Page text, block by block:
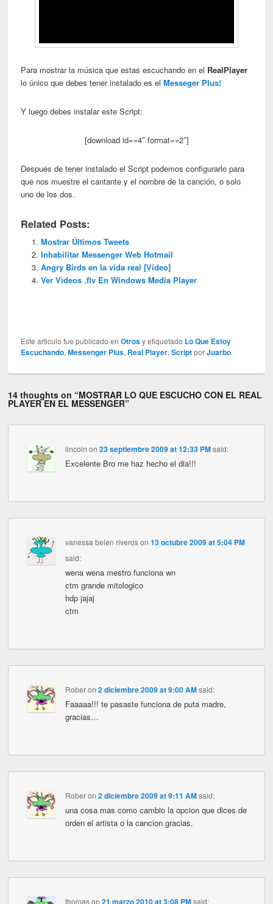
Para mostrar la música que estas escuchando en el RealPlayer
lo único que debes tener instalado es elMesseger Plus!
Y luego debes instalar este Script:
[download id=»4″ format=»2″]
Después de tener instalado el Script podemos configurarlo para
que nos muestre el cantante y el nombre de la canción, o solo
uno de los dos.
Related Posts:
Mostrar Últimos Tweets
Inhabilitar Messenger Web Hotmail
Angry Birds en la vida real [Vídeo]
Ver Videos .flv En Windows Media Player
Este articulo fue publicado enOtrosy etiquetado Lo Que Estoy
Escuchando,Messenger Plus, Real Player,ScriptporJuarbo.
14 thoughts on “MOSTRAR LO QUE ESCUCHO CON EL REAL
PLAYER EN EL MESSENGER”
lincoln on 23 septiembre 2009 at 12:33 PM said:
Excelente Bro me haz hecho el dia!!!
vanessa belen riveroson 13 octubre 2009 at 5:04 PM
said:
wena wena mestro funciona wn
ctm grande mitologico
hdp jajaj
ctm
Roberon 2 diciembre 2009 at 9:00 AM said:
Faaaaa!!! te pasaste funciona de puta madre,
gracias…
Roberon 2 diciembre 2009 at 9:11 AM said:
una cosa mas como cambio la opcion que dices de
orden el artista o la cancion gracias.
thomason 21 marzo 2010 at 3:08 PM said: